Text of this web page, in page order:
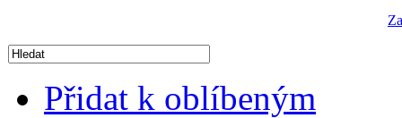
Přidat k oblíbeným